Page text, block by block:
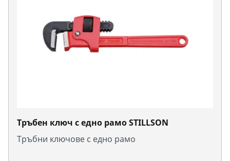
Тръбен ключ с едно рамо STILLSON
Тръбни ключове с едно рамо